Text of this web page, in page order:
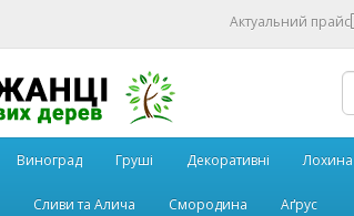
Актуальний прайс
Виноград Груші Декоративні
Сливи та Алича Смородина Аґрус